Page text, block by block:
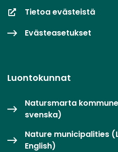
Tietoa evästeistä
Evästeasetukset
Luontokunnat
Natursmarta
svenska)
Nature municipalities
English)